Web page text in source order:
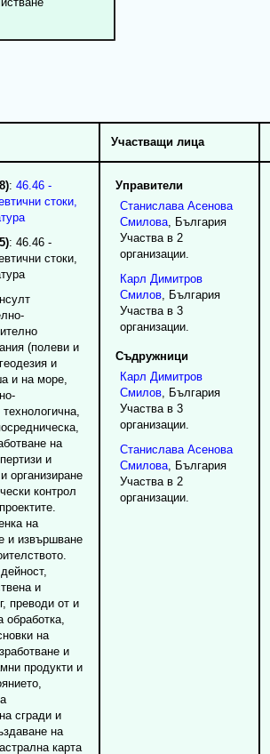
Участващи лица
: 46.46 -
стоки,
: 46.46 -
стоки,
(полеви и
и
и на море,
на
и
организиране
контрол
на
и извършване
и
преводи от и
на
и
продукти и
сгради и
на
карта
Управители
Станислава Асенова
Смилова, България
Участва в 2
организации.
Карл Димитров
Смилов, България
Участва в 3
организации.
Съдружници
Карл Димитров
Смилов, България
Участва в 3
организации.
Станислава Асенова
Смилова, България
Участва в 2
организации.